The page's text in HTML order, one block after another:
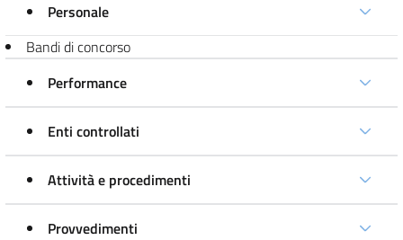
Personale
Bandi di concorso
Performance
Enti controllati
Attività e procedimenti
Provvedimenti